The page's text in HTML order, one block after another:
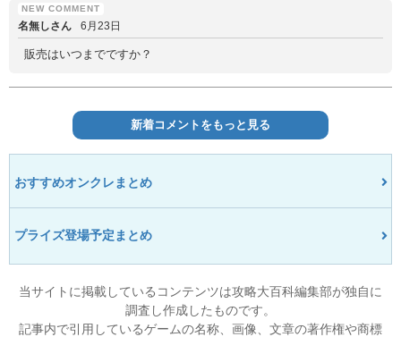
名無しさん 6月23日
販売はいつまでですか？
新着コメントをもっと見る
おすすめオンクレまとめ
プライズ登場予定まとめ
当サイトに掲載しているコンテンツは攻略大百科編集部が独自に
調査し作成したものです。
記事内で引用しているゲームの名称、画像、文章の著作権や商標